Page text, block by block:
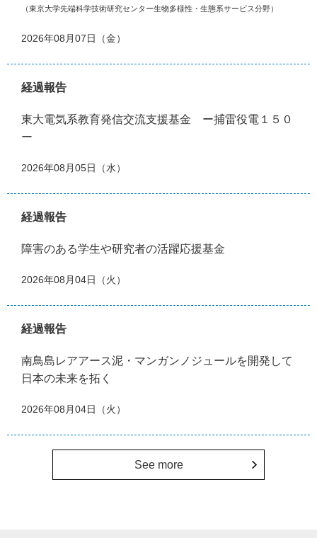
（東京大学先端科学技術研究センター生物多様性・生態系サービス分野）
2026年08月07日（金）
経過報告
東大電気系教育発信交流支援基金 ー捕雷役電１５０
ー
2026年08月05日（水）
経過報告
障害のある学生や研究者の活躍応援基金
2026年08月04日（火）
経過報告
南鳥島レアアース泥・マンガンノジュールを開発して
日本の未来を拓く
2026年08月04日（火）
See more